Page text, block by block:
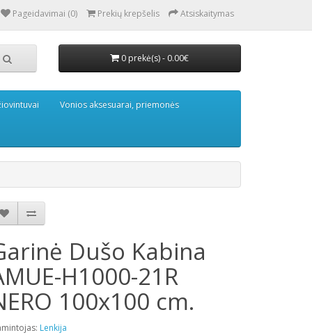
Pageidavimai (0) Prekių krepšelis Atsiskaitymas
0 prekė(s) - 0.00€
Vonios aksesuarai, priemonės
Dušo Kabina
H1000-21R
100x100 cm.
Lenkija